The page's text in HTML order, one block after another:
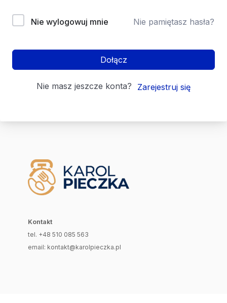
Nie wylogowuj mnie Nie pamiętasz hasła?
Dołącz
Nie masz jeszcze konta? Zarejestruj się
Kontakt
tel. +48 510 085 563
email: kontakt@karolpieczka.pl